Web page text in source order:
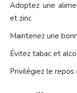
Adoptez une
et zinc
Maintenez une
Évitez tabac et
Privilégiez le